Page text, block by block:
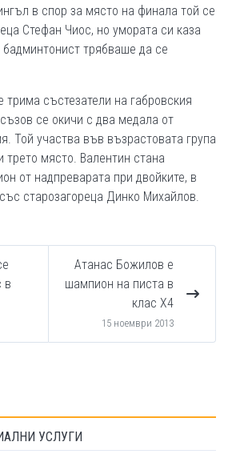
в спор за място на финала той се
Стефан Чиос, но умората си каза
бадминтонист трябваше да се
състезатели на габровския
се окичи с два медала от
Той участва във възрастовата група
трето място. Валентин стана
от надпреварата при двойките, в
старозагореца Динко Михайлов.
в
Атанас Божилов е
шампион на писта в
клас Х4
15 ноември 2013
УСЛУГИ